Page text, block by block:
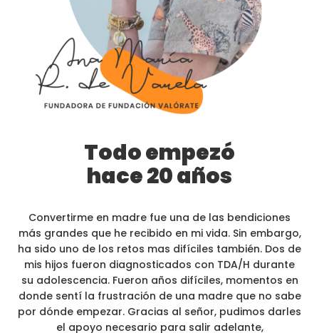
Todo empezó
hace 20 años
Convertirme en madre fue una de las bendiciones
más grandes que he recibido en mi vida. Sin embargo,
ha sido uno de los retos mas difíciles también. Dos de
mis hijos fueron diagnosticados con TDA/H durante
su adolescencia. Fueron años difíciles, momentos en
donde sentí la frustración de una madre que no sabe
por dónde empezar. Gracias al señor, pudimos darles
el apoyo necesario para salir adelante,